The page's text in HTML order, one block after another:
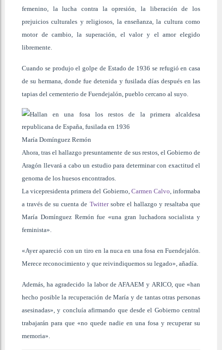
femenino, la lucha contra la opresión, la liberación de los
prejuicios culturales y religiosos, la enseñanza, la cultura como
motor de cambio, la superación, el valor y el amor elegido
libremente.
Cuando se produjo el golpe de Estado de 1936 se refugió en casa
de su hermana, donde fue detenida y fusilada días después en las
tapias del cementerio de Fuendejalón, pueblo cercano al suyo.
María Domínguez Remón
Ahora, tras el hallazgo presuntamente de sus restos, el Gobierno de
Aragón llevará a cabo un estudio para determinar con exactitud el
genoma de los huesos encontrados.
La vicepresidenta primera del Gobierno, Carmen Calvo , informaba
a través de su cuenta de Twittersobre el hallazgo y resaltaba que
María Domínguez Remón fue «una gran luchadora socialista y
feminista».
«Ayer apareció con un tiro en la nuca en una fosa en Fuendejalón.
Merece reconocimiento y que reivindiquemos su legado», añadía.
Además, ha agradecido la labor de AFAAEM y ARICO, que «han
hecho posible la recuperación de María y de tantas otras personas
asesinadas», y concluía afirmando que desde el Gobierno central
trabajarán para que «no quede nadie en una fosa y recuperar su
memoria».